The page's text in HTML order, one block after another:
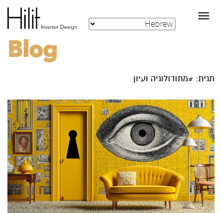
Toggle
navigation
Blog
תגית: #מתודולוגיה ועיון